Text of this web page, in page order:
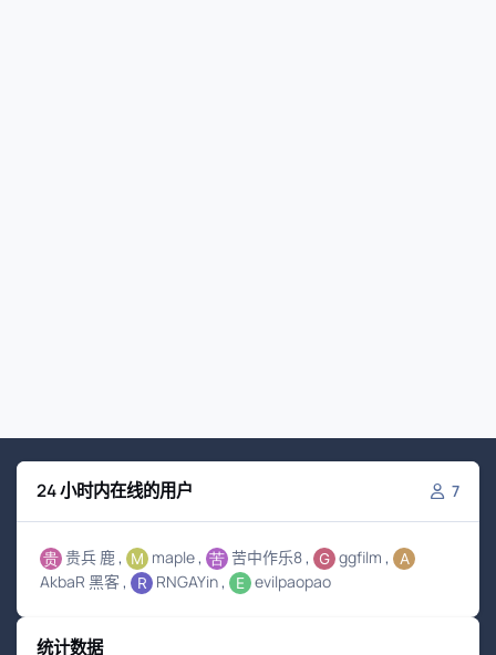
24 小时内在线的用户 7
贵兵 鹿 maple 苦中作乐8
ggfilm
AkbaR 黑客
RNGAYin evilpaopao
统计数据